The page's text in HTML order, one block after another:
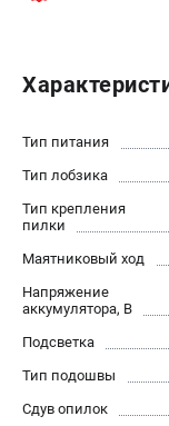
Контакты
Правила обмена и
О компании
О бренде
Новости
Программа
Как нас найти
Тип питания
Тип лобзика
Тип крепления
пилки
Маятниковый ход
Напряжение
аккумулятора, В
Подсветка
Тип подошвы
Сдув опилок